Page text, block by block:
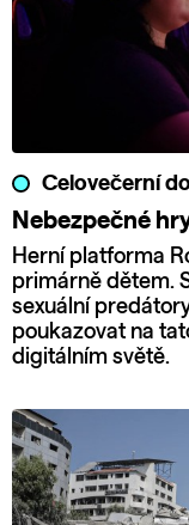
Celovečerní
Nebezpečné
Herní platforma
primárně dětem.
sexuální
poukazovat na
digitálním světě.